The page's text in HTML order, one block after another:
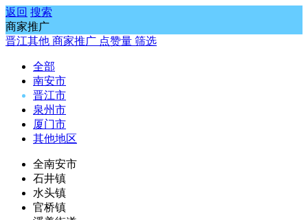
返回 搜索
商家推广
晋江其他 商家推广 点赞量 筛选
全部
南安市
晋江市
泉州市
厦门市
其他地区
全南安市
石井镇
水头镇
官桥镇